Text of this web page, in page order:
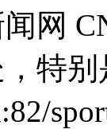
闻网
特